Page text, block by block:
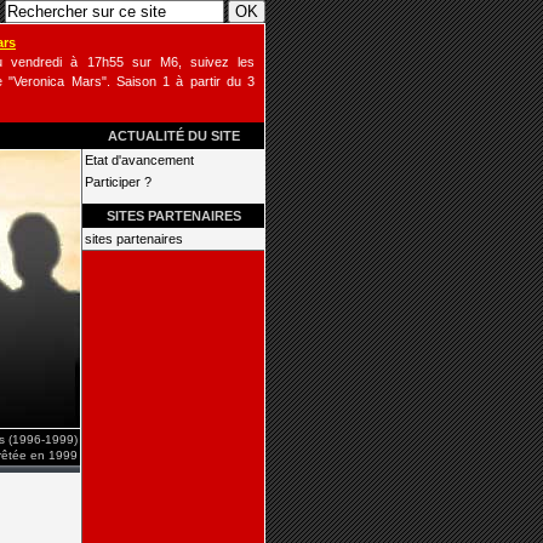
vendredi à 17h55 sur M6, suivez les
"Veronica Mars". Saison 1 à partir du 3
ACTUALITÉ DU SITE
(1996-1999)
en 1999
Etat d'avancement
Participer ?
SITES PARTENAIRES
sites partenaires